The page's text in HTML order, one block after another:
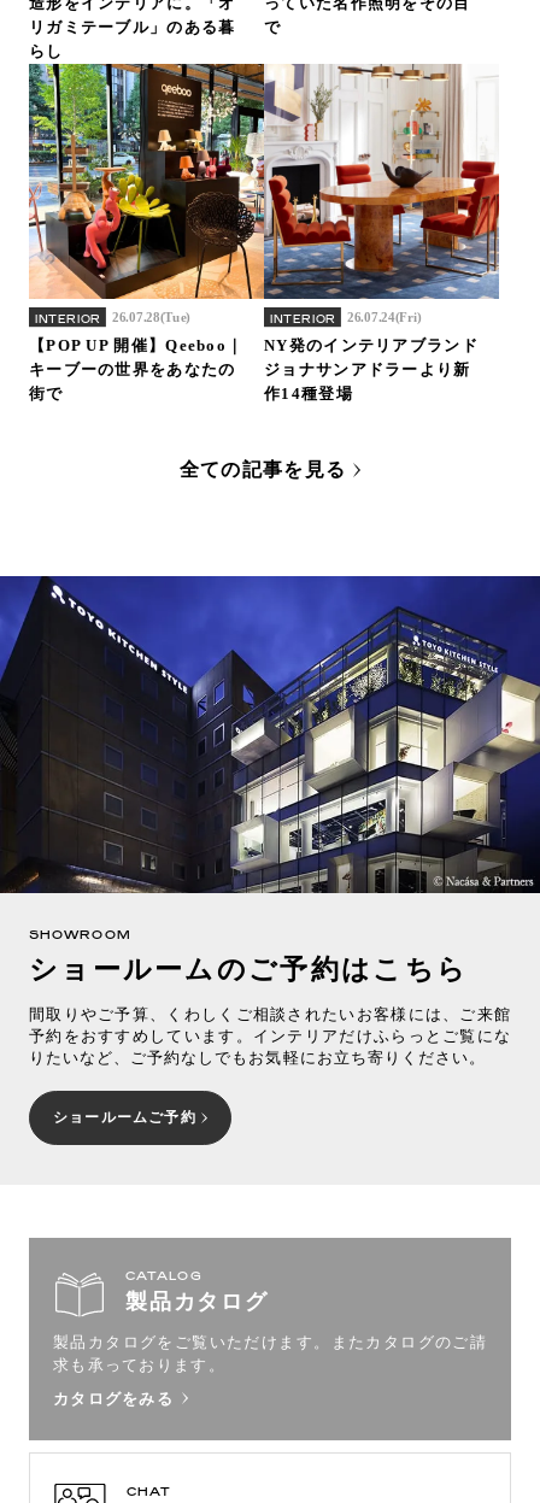
リガミテーブル」のある暮
らし
で
INTERIOR 26.07.28(Tue)
【POP UP 開催】Qeeboo｜
キーブーの世界をあなたの
街で
INTERIOR 26.07.24(Fri)
NY発のインテリアブランド
ジョナサンアドラーより新
作14種登場
全ての記事を見る
SHOWROOM
ショールームのご予約はこちら
間取りやご予算、くわしくご相談されたいお客様には、ご来館
予約をおすすめしています。インテリアだけふらっとご覧にな
りたいなど、ご予約なしでもお気軽にお立ち寄りください。
ショールームご予約
CATALOG
製品カタログ
製品カタログをご覧いただけます。
またカタログのご請
求も承っております。
カタログをみる
CHAT